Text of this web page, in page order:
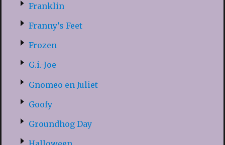
Franklin
Franny’s Feet
Frozen
G.i.-Joe
Gnomeo en Juliet
Goofy
Groundhog Day